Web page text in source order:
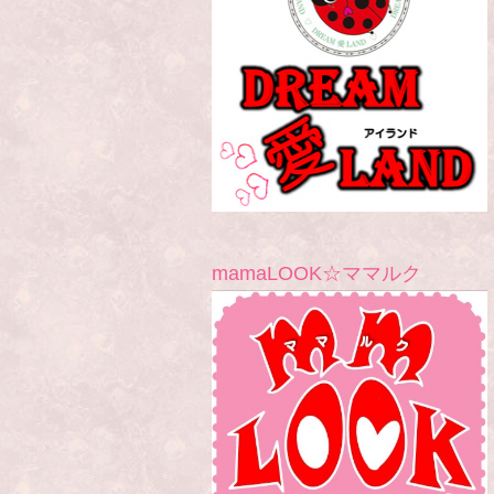
mamaLOOK☆ママルク